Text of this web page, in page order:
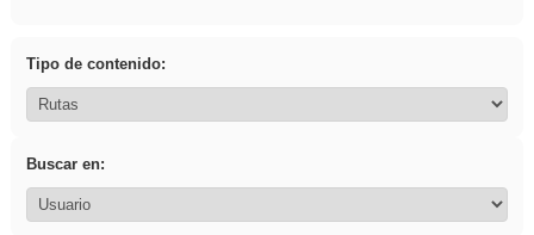
Tipo de contenido:
Buscar en: